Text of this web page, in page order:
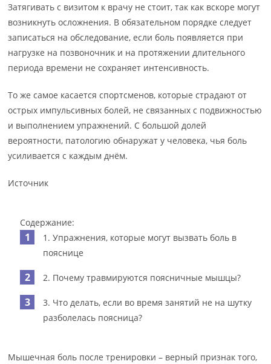
Затягивать с визитом к врачу не стоит, так как вскоре могут
возникнуть осложнения. В обязательном порядке следует
записаться на обследование, если боль появляется при
нагрузке на позвоночник и на протяжении длительного
периода времени не сохраняет интенсивность.
То же самое касается спортсменов, которые страдают от
острых импульсивных болей, не связанных с подвижностью
и выполнением упражнений. С большой долей
вероятности, патологию обнаружат у человека, чья боль
усиливается с каждым днём.
Источник
Содержание:
1. Упражнения, которые могут вызвать боль в
пояснице
2. Почему травмируются поясничные мышцы?
3. Что делать, если во время занятий не на шутку
разболелась поясница?
Мышечная боль после тренировки – верный признак того,